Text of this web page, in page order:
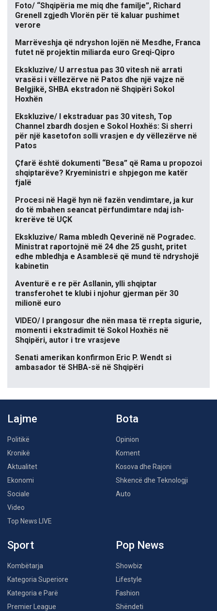
Foto/ “Shqipëria me miq dhe familje”, Richard
Grenell zgjedh Vlorën për të kaluar pushimet
verore
Marrëveshja që ndryshon lojën në Mesdhe, Franca
futet në projektin miliarda euro Greqi-Qipro
Ekskluzive/ U arrestua pas 30 vitesh në arrati
vrasësi i vëllezërve në Patos dhe një vajze në
Belgjikë, SHBA ekstradon në Shqipëri Sokol
Hoxhën
Ekskluzive/ I ekstraduar pas 30 vitesh, Top
Channel zbardh dosjen e Sokol Hoxhës: Si sherri
për një kasetofon solli vrasjen e dy vëllezërve në
Patos
Çfarë është dokumenti “Besa” që Rama u propozoi
shqiptarëve? Kryeministri e shpjegon me katër
fjalë
Procesi në Hagë hyn në fazën vendimtare, ja kur
do të mbahen seancat përfundimtare ndaj ish-
krerëve të UÇK
Ekskluzive/ Rama mbledh Qeverinë në Pogradec.
Ministrat raportojnë më 24 dhe 25 gusht, pritet
edhe mbledhja e Asamblesë që mund të ndryshojë
kabinetin
Aventurë e re për Asllanin, ylli shqiptar
transferohet te klubi i njohur gjerman për 30
milionë euro
VIDEO/ I prangosur dhe nën masa të rrepta sigurie,
momenti i ekstradimit të Sokol Hoxhës në
Shqipëri, autor i tre vrasjeve
Senati amerikan konfirmon Eric P. Wendt si
ambasador të SHBA-së në Shqipëri
Lajme
Politikë
Kronikë
Aktualitet
Ekonomi
Sociale
Video
Top News LIVE
Bota
Opinion
Koment
Kosova dhe Rajoni
Shkencë dhe Teknologji
Auto
Sport
Kombëtarja
Kategoria Superiore
Kategoria e Parë
Premier League
Pop News
Showbiz
Lifestyle
Fashion
Shëndeti